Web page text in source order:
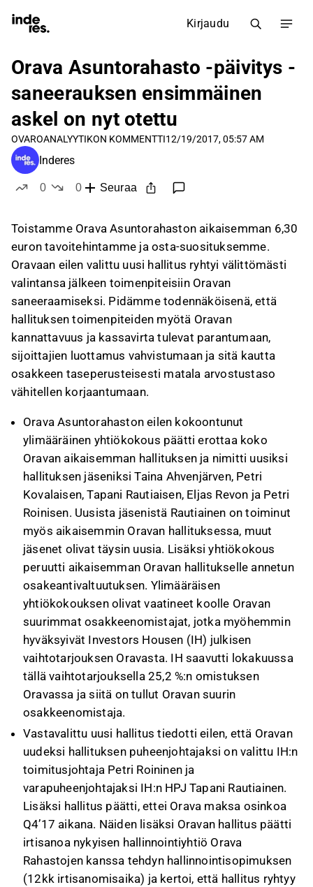
Kirjaudu
Orava Asuntorahasto -päivitys -
saneerauksen ensimmäinen
askel on nyt otettu
OVAROANALYYTIKON KOMMENTTI12/19/2017, 05:57 AM
Inderes
0
0
Seuraa
Toistamme Orava Asuntorahaston aikaisemman 6,30
euron tavoitehintamme ja osta-suosituksemme.
Oravaan eilen valittu uusi hallitus ryhtyi välittömästi
valintansa jälkeen toimenpiteisiin Oravan
saneeraamiseksi. Pidämme todennäköisenä, että
hallituksen toimenpiteiden myötä Oravan
kannattavuus ja kassavirta tulevat parantumaan,
sijoittajien luottamus vahvistumaan ja sitä kautta
osakkeen taseperusteisesti matala arvostustaso
vähitellen korjaantumaan.
Orava Asuntorahaston eilen kokoontunut
ylimääräinen yhtiökokous päätti erottaa koko
Oravan aikaisemman hallituksen ja nimitti uusiksi
hallituksen jäseniksi Taina Ahvenjärven, Petri
Kovalaisen, Tapani Rautiaisen, Eljas Revon ja Petri
Roinisen. Uusista jäsenistä Rautiainen on toiminut
myös aikaisemmin Oravan hallituksessa, muut
jäsenet olivat täysin uusia. Lisäksi yhtiökokous
peruutti aikaisemman Oravan hallitukselle annetun
osakeantivaltuutuksen. Ylimääräisen
yhtiökokouksen olivat vaatineet koolle Oravan
suurimmat osakkeenomistajat, jotka myöhemmin
hyväksyivät Investors Housen (IH) julkisen
vaihtotarjouksen Oravasta. IH saavutti lokakuussa
tällä vaihtotarjouksella 25,2 %:n omistuksen
Oravassa ja siitä on tullut Oravan suurin
osakkeenomistaja.
Vastavalittu uusi hallitus tiedotti eilen, että Oravan
uudeksi hallituksen puheenjohtajaksi on valittu IH:n
toimitusjohtaja Petri Roininen ja
varapuheenjohtajaksi IH:n HPJ Tapani Rautiainen.
Lisäksi hallitus päätti, ettei Orava maksa osinkoa
Q4’17 aikana. Näiden lisäksi Oravan hallitus päätti
irtisanoa nykyisen hallinnointiyhtiö Orava
Rahastojen kanssa tehdyn hallinnointisopimuksen
(12kk irtisanomisaika) ja kertoi, että hallitus ryhtyy